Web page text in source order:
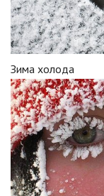
Зима холода